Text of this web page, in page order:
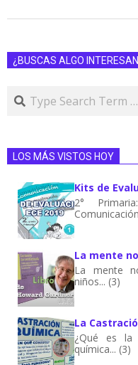
¿BUSCAS ALGO
LOS MÁS VISTOS HOY
Kits de
2°
La mente
La mente
niños... (3)
La
¿Qué es la
química... (3)